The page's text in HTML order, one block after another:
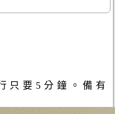
只要5分鐘。備有